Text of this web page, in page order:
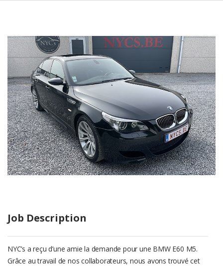
Job Description
NYC’s a reçu d’une amie la demande pour une BMW E60 M5.
Grâce au travail de nos collaborateurs, nous avons trouvé cet